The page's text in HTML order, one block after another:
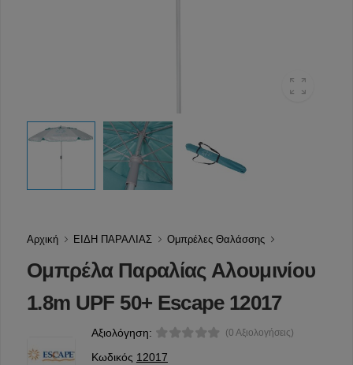
Αρχική ΕΙΔΗ ΠΑΡΑΛΙΑΣ Ομπρέλες Θαλάσσης
Ομπρέλα Παραλίας Αλουμινίου
1.8m UPF 50+ Escape 12017
Αξιολόγηση: (0 Αξιολογήσεις)
Κωδικός 12017